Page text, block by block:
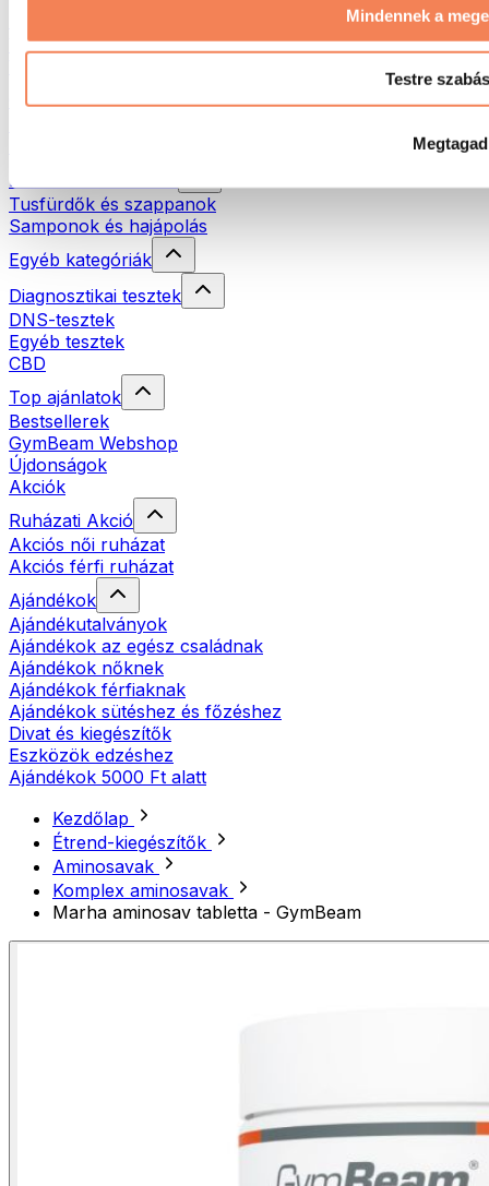
Mindennek a
Testre szabás
Megtagad
Vörösfény-terápia
Öko háztartás
Natúrkozmetikumok
Tusfürdők és szappanok
Samponok és hajápolás
Egyéb kategóriák
Diagnosztikai tesztek
DNS-tesztek
Egyéb tesztek
CBD
Top ajánlatok
Bestsellerek
GymBeam Webshop
Újdonságok
Akciók
Ruházati Akció
Akciós női ruházat
Akciós férfi ruházat
Ajándékok
Ajándékutalványok
Ajándékok az egész családnak
Ajándékok nőknek
Ajándékok férfiaknak
Ajándékok sütéshez és főzéshez
Divat és kiegészítők
Eszközök edzéshez
Ajándékok 5000 Ft alatt
Kezdőlap
Étrend-kiegészítők
Aminosavak
Komplex aminosavak
Marha aminosav tabletta - GymBeam